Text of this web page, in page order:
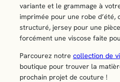
variante et le grammage à
imprimée pour une robe d’été,
structuré, jersey pour une
forcément une viscose faite
Parcourez notre collection de
boutique pour trouver la
prochain projet de couture !